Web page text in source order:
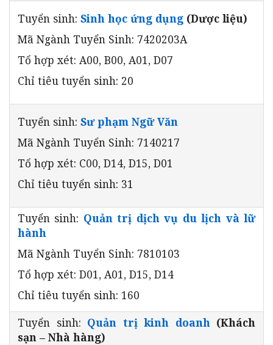
Tuyển sinh: Sinh học ứng dụng (Dược liệu)
Mã Ngành Tuyển Sinh: 7420203A
Tổ hợp xét: A00, B00, A01, D07
Chỉ tiêu tuyển sinh: 20
Tuyển sinh: Sư phạm Ngữ Văn
Mã Ngành Tuyển Sinh: 7140217
Tổ hợp xét: C00, D14, D15, D01
Chỉ tiêu tuyển sinh: 31
Tuyển sinh: Quản trị dịch vụ du lịch và lữ
hành
Mã Ngành Tuyển Sinh: 7810103
Tổ hợp xét: D01, A01, D15, D14
Chỉ tiêu tuyển sinh: 160
Tuyển sinh: Quản trị kinh doanh (Khách
sạn – Nhà hàng)